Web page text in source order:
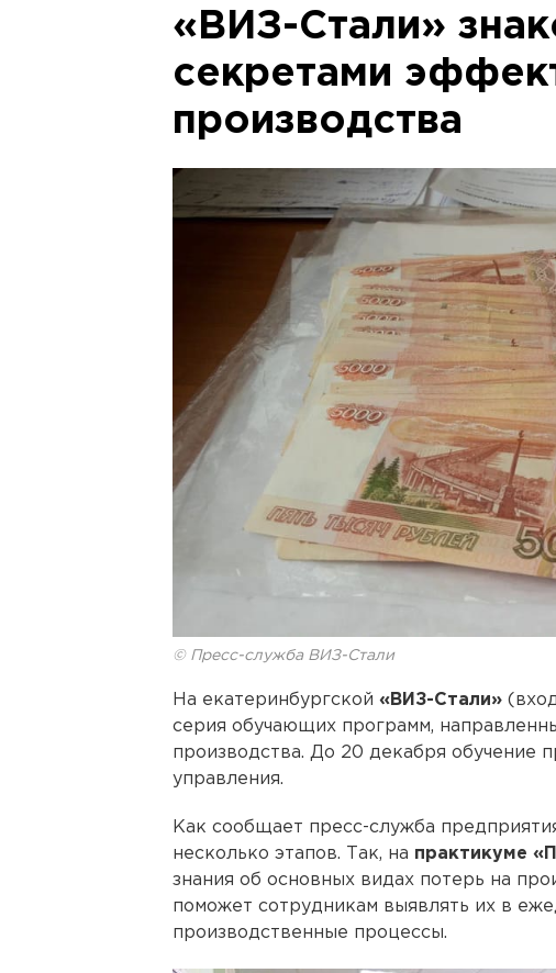
«ВИЗ-Стали»
секретами
производства
© Пресс-служба ВИЗ-Стали
На екатеринбургской «ВИЗ-Стали»
серия обучающих программ,
производства. До 20 декабря обучение
управления.
Как сообщает пресс-служба
несколько этапов. Так, на практикуме
знания об основных видах потерь на
поможет сотрудникам выявлять их в
производственные процессы.